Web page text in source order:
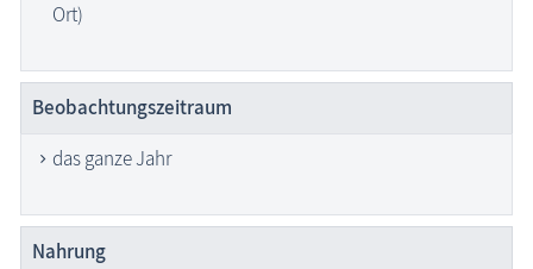
Ort)
Beobachtungs­zeitraum
das ganze Jahr
Nahrung